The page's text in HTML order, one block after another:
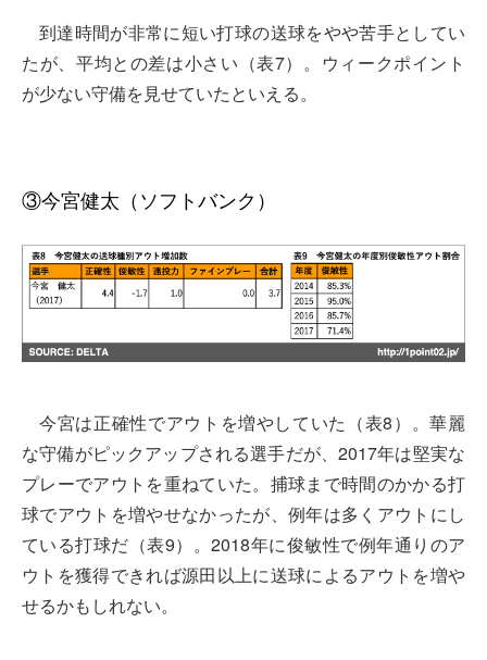
到達時間が非常に短い打球の送球をやや苦手としてい
たが、平均との差は小さい（表7）。ウィークポイント
が少ない守備を見せていたといえる。
③今宮健太（ソフトバンク）
今宮は正確性でアウトを増やしていた（表8）。華麗
な守備がピックアップされる選手だが、2017年は堅実な
プレーでアウトを重ねていた。捕球まで時間のかかる打
球でアウトを増やせなかったが、例年は多くアウトにし
ている打球だ（表9）。2018年に俊敏性で例年通りのア
ウトを獲得できれば源田以上に送球によるアウトを増や
せるかもしれない。